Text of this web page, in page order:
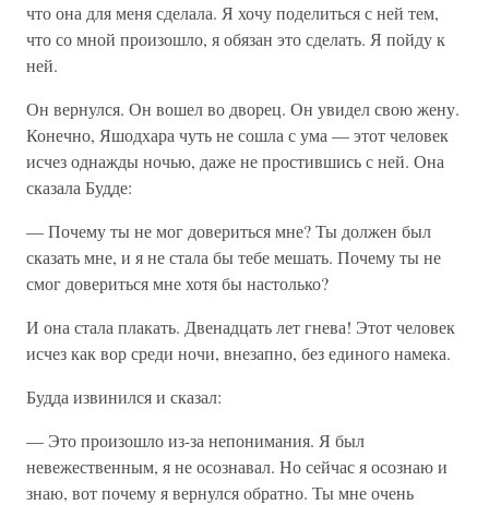
что она для меня сделала. Я хочу поделиться с ней тем,
что со мной произошло, я обязан это сделать. Я пойду к
ней.
Он вернулся. Он вошел во дворец. Он увидел свою жену.
Конечно, Яшодхара чуть не сошла с ума — этот человек
исчез однажды ночью, даже не простившись с ней. Она
сказала Будде:
— Почему ты не мог довериться мне? Ты должен был
сказать мне, и я не стала бы тебе мешать. Почему ты не
смог довериться мне хотя бы настолько?
И она стала плакать. Двенадцать лет гнева! Этот человек
исчез как вор среди ночи, внезапно, без единого намека.
Будда извинился и сказал:
— Это произошло из-за непонимания. Я был
невежественным, я не осознавал. Но сейчас я осознаю и
знаю, вот почему я вернулся обратно. Ты мне очень